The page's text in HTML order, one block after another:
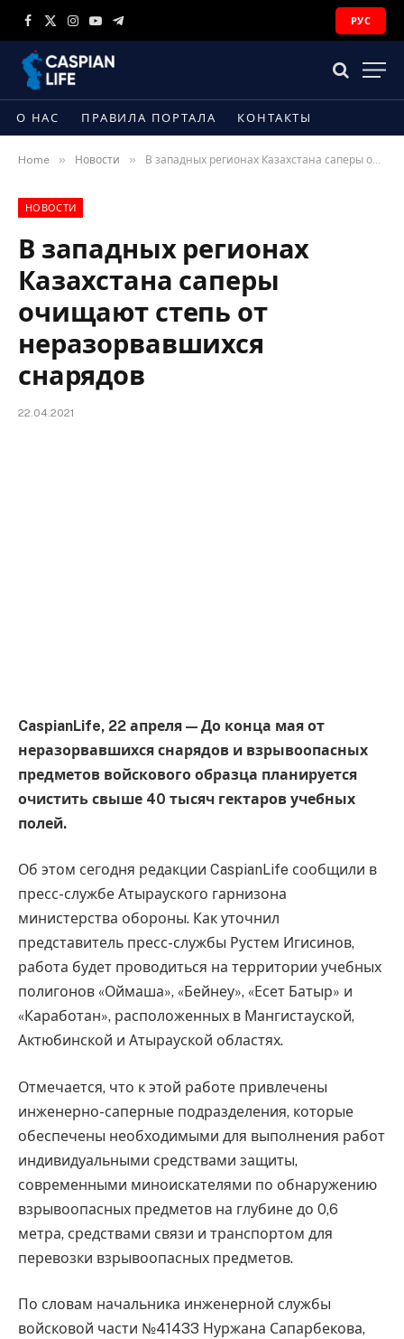
Facebook
X
Instagram
YouTubeTelegram
РУС
О НАС ПРАВИЛА ПОРТАЛА КОНТАКТЫ
Home » Новости » В западных регионах Казахстана саперы очищают степь от неразорвавшихся снарядов
НОВОСТИ
В западных регионах
Казахстана саперы
очищают степь от
неразорвавшихся
снарядов
22.04.2021
CaspianLife, 22 апреля — До конца мая от
неразорвавшихся снарядов и взрывоопасных
предметов войскового образца планируется
очистить свыше 40 тысяч гектаров учебных
полей.
Об этом сегодня редакции CaspianLife сообщили в
пресс-службе Атырауского гарнизона
министерства обороны. Как уточнил
представитель пресс-службы Рустем Игисинов,
работа будет проводиться на территории учебных
полигонов «Оймаша», «Бейнеу», «Есет Батыр» и
«Каработан», расположенных в Мангистауской,
Актюбинской и Атырауской областях.
Отмечается, что к этой работе привлечены
инженерно-саперные подразделения, которые
обеспечены необходимыми для выполнения работ
индивидуальными средствами защиты,
современными миноискателями по обнаружению
взрывоопасных предметов на глубине до 0,6
метра, средствами связи и транспортом для
перевозки взрывоопасных предметов.
По словам начальника инженерной службы
войсковой части №41433 Нуржана Сапарбекова,